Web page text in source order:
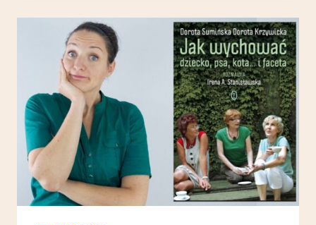
BOGATY
OJCIEC,
BIEDNY
OJCIEC
ROBERT
KIYOSAKI